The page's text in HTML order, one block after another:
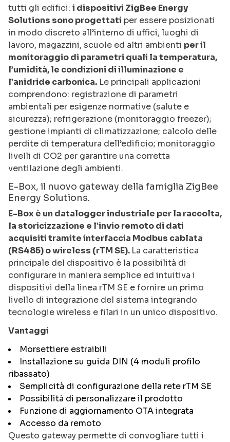
tutti gli edifici: i dispositivi ZigBee Energy
Solutions sono progettati per essere posizionati
in modo discreto all’interno di uffici, luoghi di
lavoro, magazzini, scuole ed altri ambienti per il
monitoraggio di parametri quali la temperatura,
l’umidità, le condizioni di illuminazione e
l’anidride carbonica. Le principali applicazioni
comprendono: registrazione di parametri
ambientali per esigenze normative (salute e
sicurezza); refrigerazione (monitoraggio freezer);
gestione impianti di climatizzazione; calcolo delle
perdite di temperatura dell’edificio; monitoraggio
livelli di CO2 per garantire una corretta
ventilazione degli ambienti.
E-Box, il nuovo gateway della famiglia ZigBee
Energy Solutions.
E-Box è un datalogger industriale per la raccolta,
la storicizzazione e l’invio remoto di dati
acquisiti tramite interfaccia Modbus cablata
(RS485) o wireless (rTM SE). La caratteristica
principale del dispositivo è la possibilità di
configurare in maniera semplice ed intuitiva i
dispositivi della linea rTM SE e fornire un primo
livello di integrazione del sistema integrando
tecnologie wireless e filari in un unico dispositivo.
Vantaggi
Morsettiere estraibili
Installazione su guida DIN (4 moduli profilo
ribassato)
Semplicità di configurazione della rete rTM SE
Possibilità di personalizzare il prodotto
Funzione di aggiornamento OTA integrata
Accesso da remoto
Questo gateway permette di convogliare tutti i